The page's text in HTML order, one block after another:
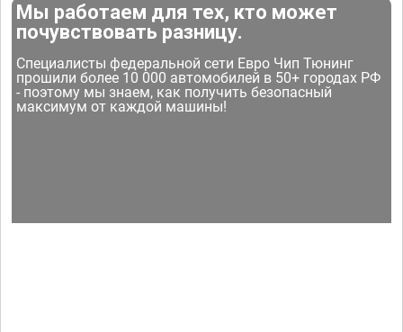
Мы работаем для тех, кто может
почувствовать разницу.
Специалисты федеральной сети Евро Чип Тюнинг
прошили более 10 000 автомобилей в 50+ городах РФ
- поэтому мы знаем, как получить безопасный
максимум от каждой машины!